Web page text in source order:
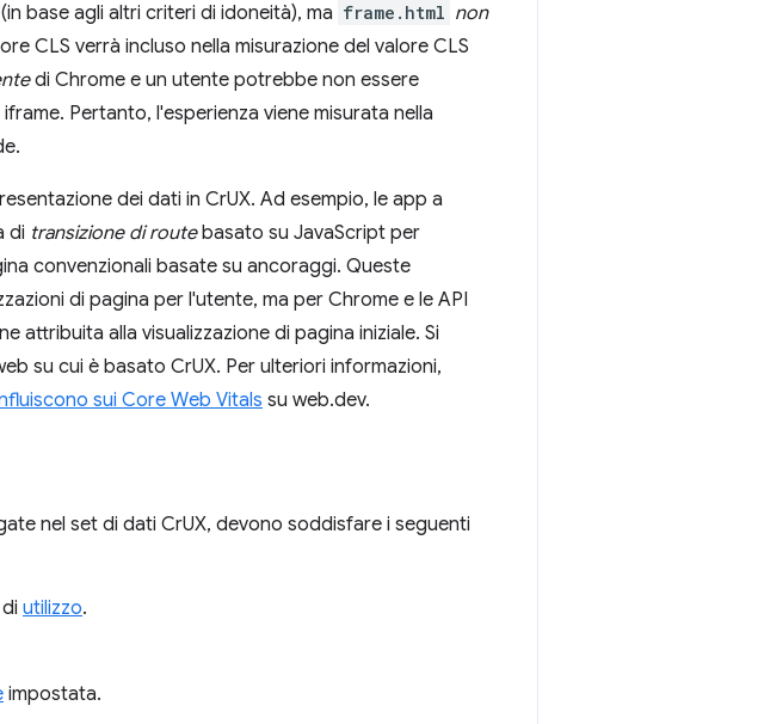
base agli altri criteri di idoneità), ma frame.html non
CLS verrà incluso nella misurazione del valore CLS
di Chrome e un utente potrebbe non essere
Pertanto, l'esperienza viene misurata nella
dei dati in CrUX. Ad esempio, le app a
di transizione di routebasato su JavaScript per
convenzionali basate su ancoraggi. Queste
di pagina per l'utente, ma per Chrome e le API
attribuita alla visualizzazione di pagina iniziale. Si
su cui è basato CrUX. Per ulteriori informazioni,
sui Core Web Vitals su web.dev.
nel set di dati CrUX, devono soddisfare i seguenti
utilizzo.
impostata.